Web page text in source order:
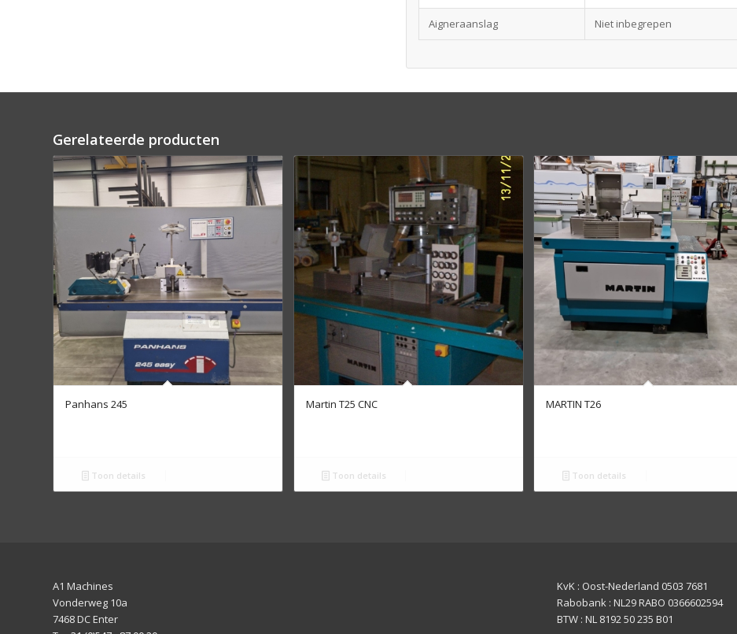
Aigneraanslag Niet inbegrepen
Gerelateerde producten
Panhans 245
Toon details
Martin T25 CNC
Toon details
MARTIN T26
Toon details
A1 Machines
Vonderweg 10a
7468 DC Enter
KvK : Oost-Nederland 0503 7681
Rabobank : NL29 RABO 0366602594
BTW : NL 8192 50 235 B01